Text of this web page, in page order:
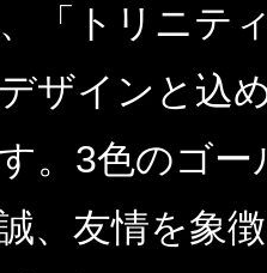
「トリニテ
ザインと込
。3色のゴ
、友情を象